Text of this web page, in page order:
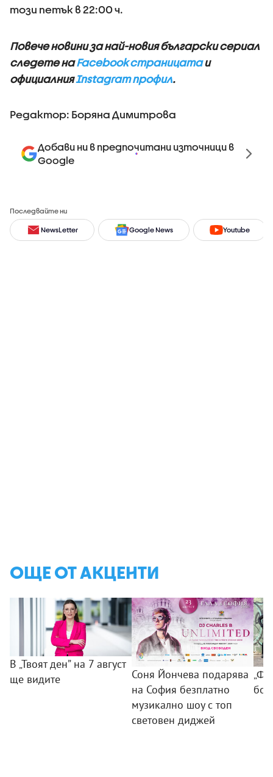
този петък в 22:00 ч.
Повече новини за най-новия български сериал
следете наFacebook страницатаи
официалнияInstagram профил.
Редактор: Боряна Димитрова
Добави ни в предпочитани източници в
Google
Последвайте ни
NewsLetter Google News Youtube
ОЩЕ ОТ АКЦЕНТИ
В „Твоят ден” на 7 август
ще видите
Соня Йончева подарява
на София безплатно
музикално шоу с топ
световен диджей